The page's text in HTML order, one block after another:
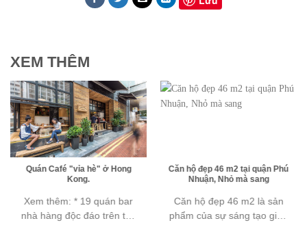
XEM THÊM
Căn hộ đẹp 46 m2 tại quận Phú
Nhuận, Nhỏ mà sang
Căn hộ đẹp 46 m2 là sản
phẩm của sự sáng tạo giữa
Ngôi nhà đẹp lạ trong hẻm - 3
Houses - AD+ Studio
Ngôi nhà đẹp lạ trong hẻm -
3 Houses - AD+ Studio Ngôi